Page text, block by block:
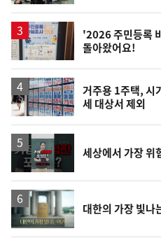
'2026 주민등록
돌아왔어요!
거주용 1주택, 시
세 대상서 제외
영
세상에서 가장 위
영
상
대한의 가장 빛나